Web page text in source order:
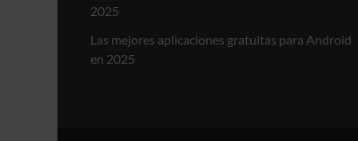
2025
Las mejores aplicaciones gratuitas para Android
en 2025